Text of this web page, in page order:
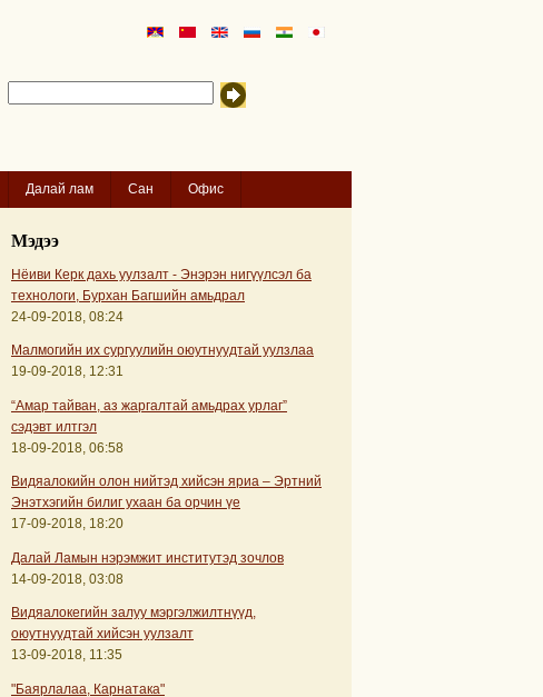
Далай лам Сан Офис
Мэдээ
Нёиви Керк дахь уулзалт - Энэрэн нигүүлсэл ба
технологи, Бурхан Багшийн амьдрал
24-09-2018, 08:24
Малмогийн их сургуулийн оюутнуудтай уулзлаа
19-09-2018, 12:31
“Амар тайван, аз жаргалтай амьдрах урлаг”
сэдэвт илтгэл
18-09-2018, 06:58
Видяалокийн олон нийтэд хийсэн яриа – Эртний
Энэтхэгийн билиг ухаан ба орчин үе
17-09-2018, 18:20
Далай Ламын нэрэмжит институтэд зочлов
14-09-2018, 03:08
Видяалокегийн залуу мэргэлжилтнүүд,
оюутнуудтай хийсэн уулзалт
13-09-2018, 11:35
"Баярлалаа, Карнатака"